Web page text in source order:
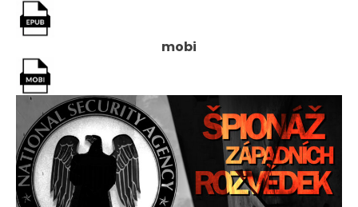
mobi